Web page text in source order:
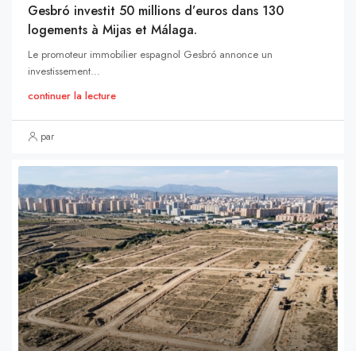
Gesbró investit 50 millions d’euros dans 130
logements à Mijas et Málaga.
Le promoteur immobilier espagnol Gesbró annonce un
investissement...
continuer la lecture
par